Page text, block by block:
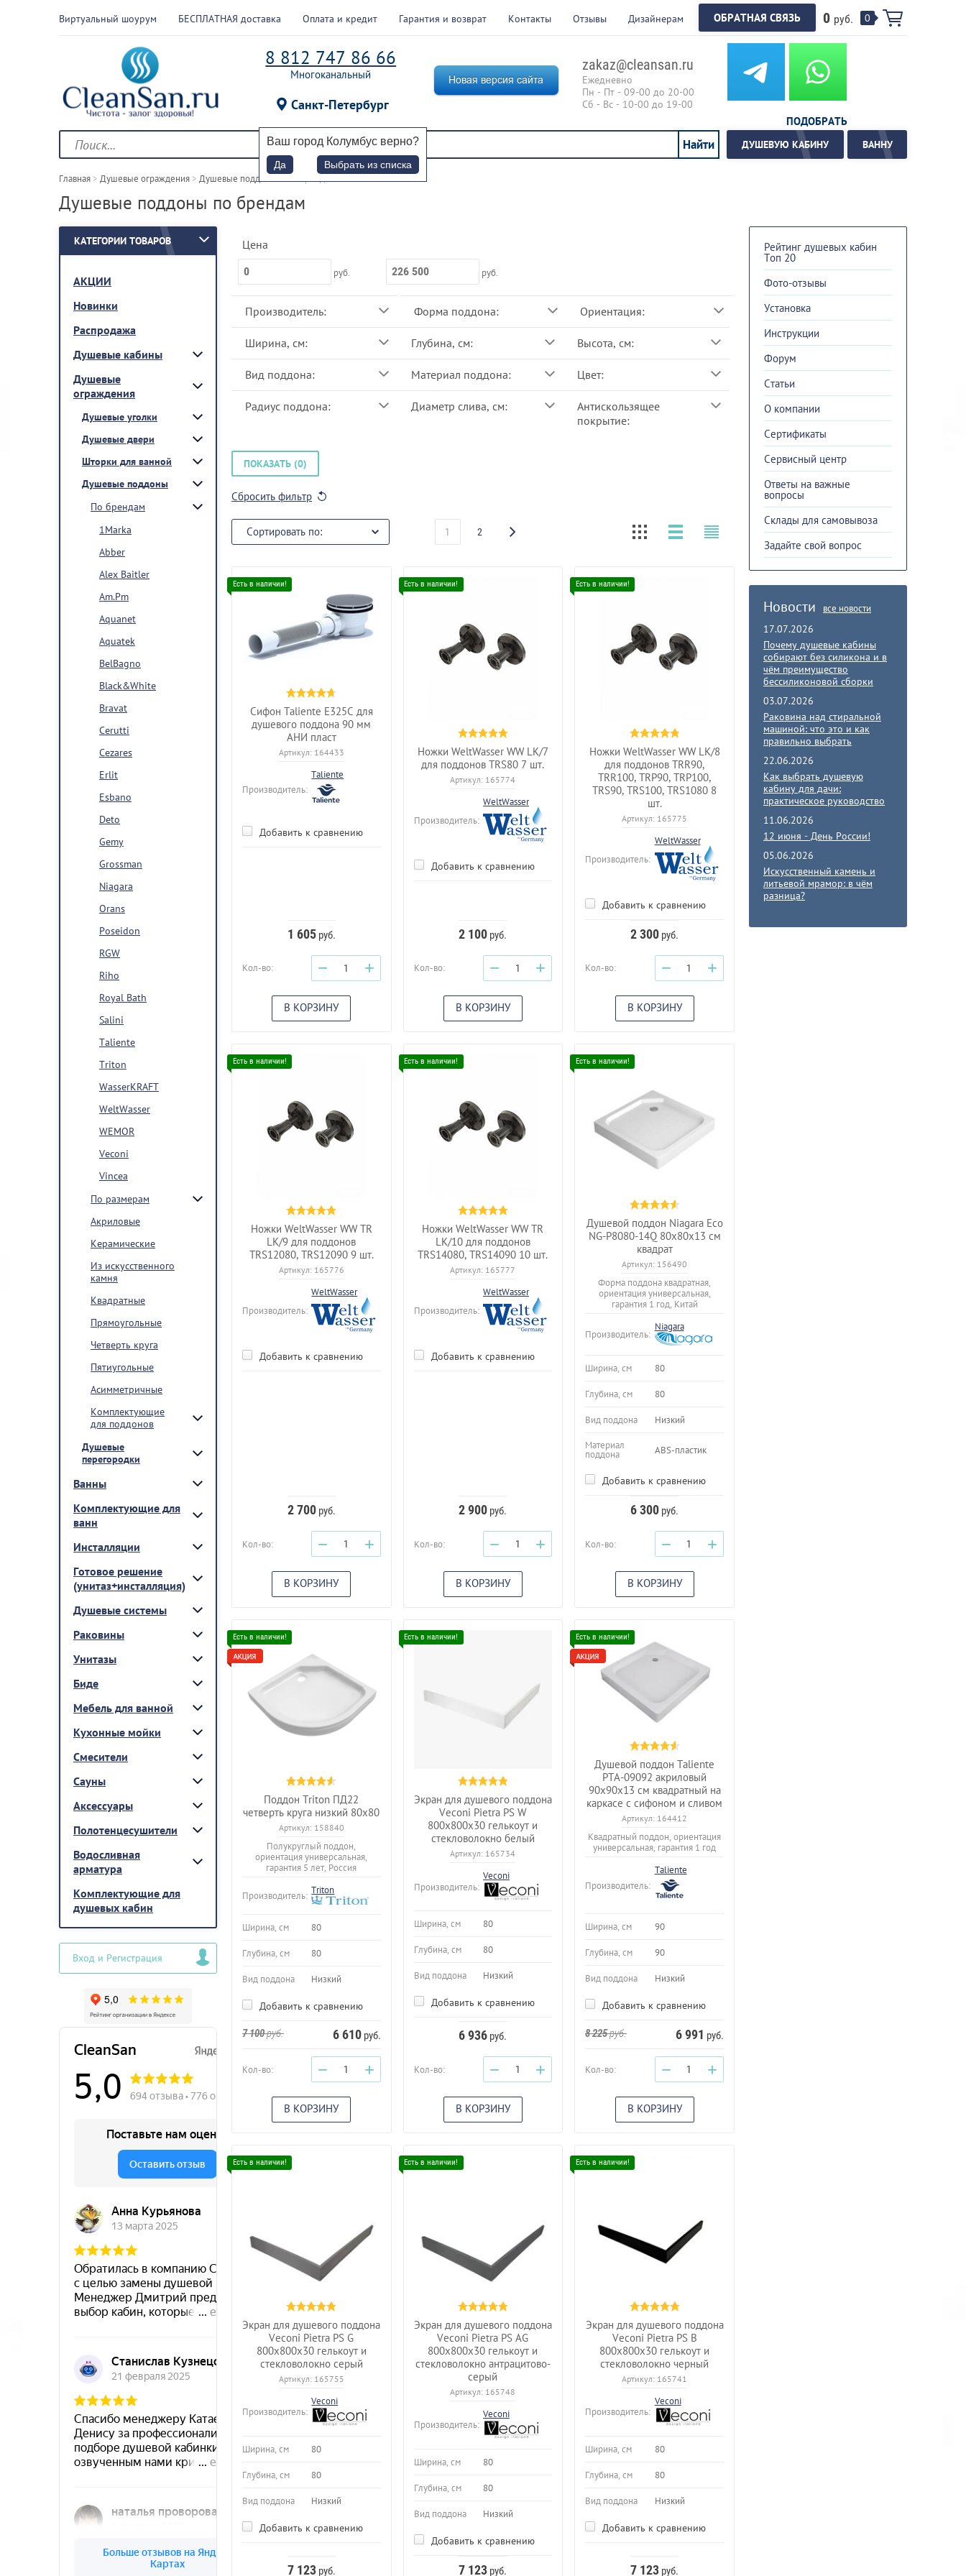
Виртуальный шоурум БЕСПЛАТНАЯ доставка Оплата и кредит Гарантия и возврат Контакты Отзывы Дизайнерам 0 руб. 0
ОБРАТНАЯ СВЯЗЬ
8 812 747 86 66
Многоканальный
Санкт-Петербург
Ваш город Колумбус верно?
Да Выбрать из списка
zakaz@cleansan.ru
Ежедневно
Пн - Пт - 09-00 до 20-00
Сб - Вс - 10-00 до 19-00
ПОДОБРАТЬ
ДУШЕВУЮ КАБИНУ ВАННУ
Главная > Душевые ограждения > Душевые поддоны > По брендам
Душевые поддоны по брендам
КАТЕГОРИИ ТОВАРОВ
АКЦИИ
Новинки
Распродажа
Душевые кабины
Душевые
ограждения
Душевые уголки
Душевые двери
Шторки для ванной
Душевые поддоны
По брендам
1Marka
Abber
Alex Baitler
Am.Pm
Aquanet
Aquatek
BelBagno
Black&White
Bravat
Cerutti
Cezares
Erlit
Esbano
Deto
Gemy
Grossman
Niagara
Orans
Poseidon
RGW
Riho
Royal Bath
Salini
Taliente
Triton
WasserKRAFT
WeltWasser
WEMOR
Veconi
Vincea
По размерам
Акриловые
Керамические
Из искусственного
камня
Квадратные
Прямоугольные
Четверть круга
Пятиугольные
Асимметричные
Комплектующие
для поддонов
Душевые
перегородки
Ванны
Комплектующие для
ванн
Инсталляции
Готовое решение
(унитаз+инсталляция)
Душевые системы
Раковины
Унитазы
Биде
Мебель для ванной
Кухонные мойки
Смесители
Сауны
Аксессуары
Полотенцесушители
Водосливная
арматура
Комплектующие для
душевых кабин
Вход и Регистрация
Рейтинг душевых кабин
Топ 20
Фото-отзывы
Установка
Инструкции
Форум
Cтатьи
О компании
Сертификаты
Сервисный центр
Ответы на важные
вопросы
Склады для самовывоза
Задайте свой вопрос
Новости все новости
17.07.2026
Почему душевые кабины
собирают без силикона и в
чём преимущество
бессиликоновой сборки
03.07.2026
Раковина над стиральной
машиной: что это и как
правильно выбрать
22.06.2026
Как выбрать душевую
кабину для дачи:
практическое руководство
11.06.2026
12 июня - День России!
05.06.2026
Искусственный камень и
литьевой мрамор: в чём
разница?
Цена
руб. руб.
Производитель: Форма поддона: Ориентация:
Ширина, см: Глубина, см: Высота, см:
Вид поддона: Материал поддона: Цвет:
Радиус поддона: Диаметр слива, см:
Антискользящее
покрытие:
ПОКАЗАТЬ (0)
Сбросить фильтр
Сортировать по: 1 2
Сифон Taliente E325C для
душевого поддона 90 мм
АНИ пласт
Артикул:164433
Производитель:
Taliente
Добавить к сравнению
1 605руб.
Кол-во: − +
В КОРЗИНУ
Ножки WeltWasser WW LK/7
для поддонов TRS80 7 шт.
Артикул: 165774
Производитель:
WeltWasser
Добавить к сравнению
2 100 руб.
Кол-во: − +
В КОРЗИНУ
Ножки WeltWasser WW LK/8
для поддонов TRR90,
TRR100, TRP90, TRP100,
TRS90, TRS100, TRS1080 8
шт.
Артикул: 165775
Производитель:
WeltWasser
Добавить к сравнению
2 300 руб.
Кол-во: − +
В КОРЗИНУ
Ножки WeltWasser WW TR
LK/9 для поддонов
TRS12080, TRS12090 9 шт.
Артикул:165776
Производитель:
WeltWasser
Добавить к сравнению
2 700руб.
Кол-во: − +
В КОРЗИНУ
Ножки WeltWasser WW TR
LK/10 для поддонов
TRS14080, TRS14090 10 шт.
Артикул: 165777
Производитель:
WeltWasser
Добавить к сравнению
2 900 руб.
Кол-во: − +
В КОРЗИНУ
Душевой поддон Niagara Eco
NG-P8080-14Q 80х80х13 см
квадрат
Артикул: 156490
Форма поддона квадратная,
ориентация универсальная,
гарантия 1 год, Китай
Производитель:
Niagara
Ширина, см 80
Глубина, см 80
Вид поддона Низкий
Материал
поддона ABS-пластик
Добавить к сравнению
6 300 руб.
Кол-во: − +
В КОРЗИНУ
Поддон Triton ПД22
четверть круга низкий 80х80
Артикул:158840
Полукруглый поддон,
ориентация универсальная,
гарантия 5 лет, Россия
Производитель: Triton
Ширина, см 80
Глубина, см 80
Вид поддона Низкий
Добавить к сравнению
7 100руб. 6 610руб.
Кол-во: − +
В КОРЗИНУ
Экран для душевого поддона
Veconi Pietra PS W
800x800x30 гелькоут и
стекловолокно белый
Артикул: 165734
Производитель:
Veconi
Ширина, см 80
Глубина, см 80
Вид поддона Низкий
Добавить к сравнению
6 936 руб.
Кол-во: − +
В КОРЗИНУ
Душевой поддон Taliente
PTA-09092 акриловый
90х90х13 см квадратный на
каркасе с сифоном и сливом
Артикул: 164412
Квадратный поддон, ориентация
универсальная, гарантия 1 год
Производитель:
Taliente
Ширина, см 90
Глубина, см 90
Вид поддона Низкий
Добавить к сравнению
8 225руб. 6 991 руб.
Кол-во: − +
В КОРЗИНУ
Экран для душевого поддона
Veconi Pietra PS G
800x800x30 гелькоут и
стекловолокно серый
Артикул:165755
Производитель:
Veconi
Ширина, см 80
Глубина, см 80
Вид поддона Низкий
Добавить к сравнению
7 123руб.
Экран для душевого поддона
Veconi Pietra PS AG
800x800x30 гелькоут и
стекловолокно антрацитово-
серый
Артикул: 165748
Производитель:
Veconi
Ширина, см 80
Глубина, см 80
Вид поддона Низкий
Добавить к сравнению
7 123 руб.
Экран для душевого поддона
Veconi Pietra PS B
800x800x30 гелькоут и
стекловолокно черный
Артикул: 165741
Производитель:
Veconi
Ширина, см 80
Глубина, см 80
Вид поддона Низкий
Добавить к сравнению
7 123 руб.